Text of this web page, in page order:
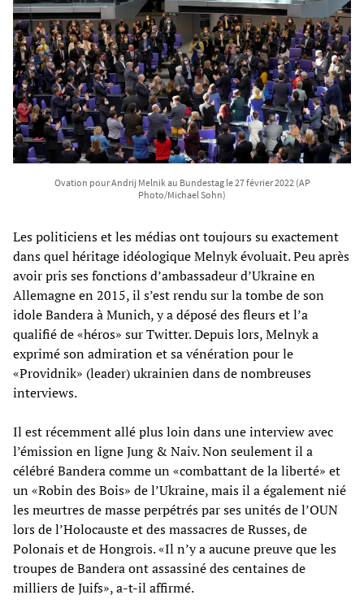
Ovation pour Andrij Melnik au Bundestag le 27 février 2022 (AP
Photo/Michael Sohn)
Les politiciens et les médias ont toujours su exactement
dans quel héritage idéologique Melnyk évoluait. Peu après
avoir pris ses fonctions d’ambassadeur d’Ukraine en
Allemagne en 2015, il s’est rendu sur la tombe de son
idole Bandera à Munich, y a déposé des fleurs et l’a
qualifié de «héros» sur Twitter. Depuis lors, Melnyk a
exprimé son admiration et sa vénération pour le
«Providnik» (leader) ukrainien dans de nombreuses
interviews.
Il est récemment allé plus loin dans une interview avec
l’émission en ligne Jung & Naiv. Non seulement il a
célébré Bandera comme un «combattant de la liberté» et
un «Robin des Bois» de l’Ukraine, mais il a également nié
les meurtres de masse perpétrés par ses unités de l’OUN
lors de l’Holocauste et des massacres de Russes, de
Polonais et de Hongrois. «Il n’y a aucune preuve que les
troupes de Bandera ont assassiné des centaines de
milliers de Juifs», a-t-il affirmé.